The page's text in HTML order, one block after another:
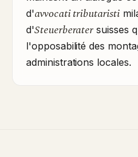
d'avvocati tributaristi
d'Steuerberatersuisses
l'opposabilité des
administrations locales.